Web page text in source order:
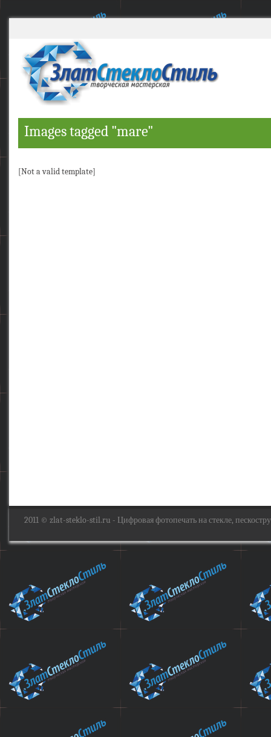
Images tagged "mare"
[Not a valid template]
2011 © zlat-steklo-stil.ru - Цифровая фотопечать на стекле,